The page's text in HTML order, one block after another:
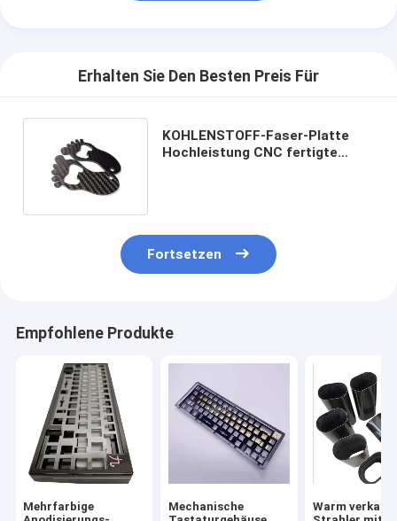
Erhalten Sie Den Besten Preis Für
KOHLENSTOFF-Faser-Platte
Hochleistung CNC fertigte
Fortsetzen
Empfohlene Produkte
Mehrfarbige
Mechanische
Warm